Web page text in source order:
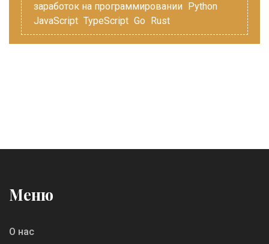
заработок на программировании Python
JavaScript TypeScript Go Rust
Меню
О нас